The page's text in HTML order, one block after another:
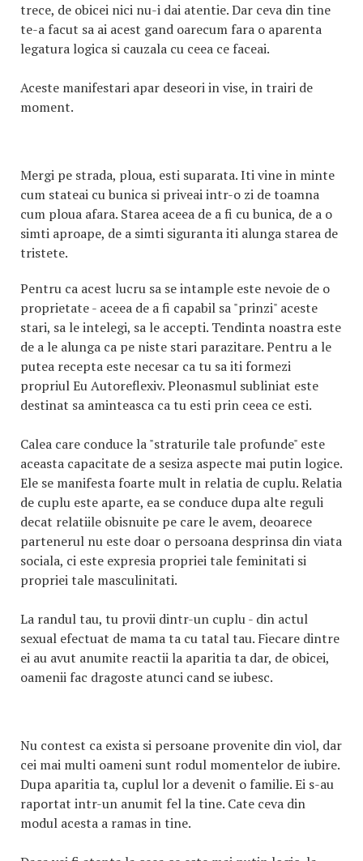
trece, de obicei nici nu-i dai atentie. Dar ceva din tine
te-a facut sa ai acest gand oarecum fara o aparenta
legatura logica si cauzala cu ceea ce faceai.
Aceste manifestari apar deseori in vise, in trairi de
moment.
Mergi pe strada, ploua, esti suparata. Iti vine in minte
cum stateai cu bunica si priveai intr-o zi de toamna
cum ploua afara. Starea aceea de a fi cu bunica, de a o
simti aproape, de a simti siguranta iti alunga starea de
tristete.
Pentru ca acest lucru sa se intample este nevoie de o
proprietate - aceea de a fi capabil sa "prinzi" aceste
stari, sa le intelegi, sa le accepti. Tendinta noastra este
de a le alunga ca pe niste stari parazitare. Pentru a le
putea recepta este necesar ca tu sa iti formezi
propriul Eu Autoreflexiv. Pleonasmul subliniat este
destinat sa aminteasca ca tu esti prin ceea ce esti.
Calea care conduce la "straturile tale profunde" este
aceasta capacitate de a sesiza aspecte mai putin logice.
Ele se manifesta foarte mult in relatia de cuplu. Relatia
de cuplu este aparte, ea se conduce dupa alte reguli
decat relatiile obisnuite pe care le avem, deoarece
partenerul nu este doar o persoana desprinsa din viata
sociala, ci este expresia propriei tale feminitati si
propriei tale masculinitati.
La randul tau, tu provii dintr-un cuplu - din actul
sexual efectuat de mama ta cu tatal tau. Fiecare dintre
ei au avut anumite reactii la aparitia ta dar, de obicei,
oamenii fac dragoste atunci cand se iubesc.
Nu contest ca exista si persoane provenite din viol, dar
cei mai multi oameni sunt rodul momentelor de iubire.
Dupa aparitia ta, cuplul lor a devenit o familie. Ei s-au
raportat intr-un anumit fel la tine. Cate ceva din
modul acesta a ramas in tine.